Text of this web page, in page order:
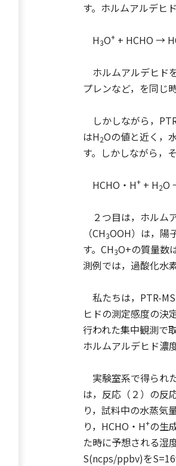
す。ホルムアルデヒ
H3O+ + HCHO →
ホルムアルデヒド
プレンなど，を同じ
しかしながら，
はH2Oの値と近く，
す。しかしながら，
HCHO・H+ + H2O
２つ目は，ホルム
（CH3OOH）は，陽
す。CH3O+の質量数
測例では，過酸化水
私たちは，PTR-
ヒドの測定感度の決
行われた集中観測で
ホルムアルデヒド濃
実験室系で得られ
は，反応（２）の反
り，試料中の水蒸気
り，HCHO・H+の生
た時に予想される湿
S(ncps/ppbv)を